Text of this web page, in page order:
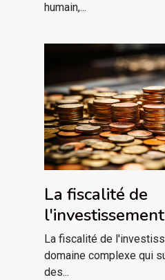
humain,...
La fiscalité de
comprendre
optimiser
La fiscalité de
domaine complexe qui
des...